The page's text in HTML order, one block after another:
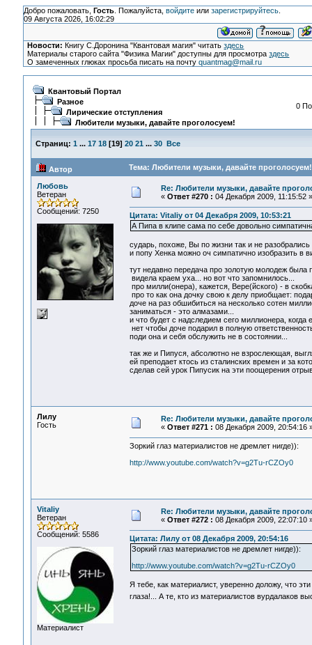
Добро пожаловать, Гость. Пожалуйста, войдитеили зарегистрируйтесь.
09 Августа 2026, 16:02:29
Новости: Книгу С.Доронина "Квантовая магия" читатьздесь
Материалы старого сайта "Физика Магии" доступны для просмотраздесь
О замеченных глюках просьба писать на почтуquantmag@mail.ru
Квантовый Портал
Разное
Лирические отступления
Любители музыки, давайте проголосуем!
0
Страниц: 1 ... 17 18[19] 20 21 ... 30 Все
Автор Тема: Любители музыки, давайте
Любовь
Ветеран
Сообщений: 7250
Re: Любители музыки, давайте
« Ответ #270 : 04 Декабря 2009, 11:15:52 »
Цитата: Vitaliy от 04 Декабря 2009, 10:53:21
А Пипа в клипе сама по себе довольно
сударь, похоже, Вы по жизни так и не разобрались
и попу Хенка можно оч симпатично изобразить в
тут недавно передача про золотую молодеж
видела краем уха... но вот что запомнилось...
про милли(онера), кажется, Вере(йского) - в
про то как она дочку свою к делу приобщает:
доче на раз обшибиться на несколько сотен
заниматься - это алмазами...
и что будет с надследием сего миллионера, когда
нет чтобы доче подарил в полную
поди она и себя обслужить не в состоянии...
так же и Пипуся, абсолютно не взрослеющая,
ей преподает ктось из сталинских времен и за
сделав сей урок Пипусик на эти поощерения
Лилу
Гость
Re: Любители музыки, давайте
« Ответ #271 : 08 Декабря 2009, 20:54:16
Зоркий глаз материалистов не дремлет нигде)):
http://www.youtube.com/watch?v=g2Tu-rCZOy0
Vitaliy
Ветеран
Сообщений: 5586
Материалист
Re: Любители музыки, давайте
« Ответ #272 : 08 Декабря 2009, 22:07:10
Цитата: Лилу от 08 Декабря 2009, 20:54:16
Зоркий глаз материалистов не дремлет нигде)):
http://www.youtube.com/watch?v=g2Tu-rCZOy0
Я тебе, как материалист, уверенно доложу, что
глаза!... А те, кто из материалистов вурдалаков